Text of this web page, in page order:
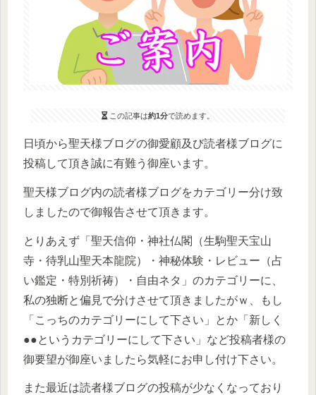
この記事は約1分で読めます。
日頃から聖天様ブログの御愛顧及び読者様ブログに
投稿して頂き誠に有難う御座います。
聖天様ブログ内の読者様ブログをカテゴリー分け致
しましたので御報告させて頂きます。
とりあえず「聖天信仰・神社仏閣（生駒聖天宝山
寺・待乳山聖天本龍院）・神秘体験・レビュー（占
い鑑定・特別祈祷）・自由ネタ」のカテゴリーに、
私の独断と偏見で分けさせて頂きましたがｗ、もし
「こっちのカテゴリーにして下さい」とか「新しく
●●というカテゴリーにして下さい」など投稿者様の
御要望が御座いましたら気軽にお申し付け下さい。
また最近は読者様ブログの投稿が少なくなっており